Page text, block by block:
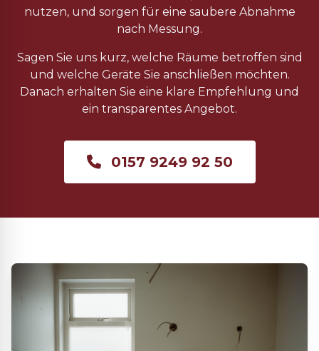
nutzen, und sorgen für eine saubere Abnahme
nach Messung.
Sagen Sie uns kurz, welche Räume betroffen sind
und welche Geräte Sie anschließen möchten.
Danach erhalten Sie eine klare Empfehlung und
ein transparentes Angebot.
0157 9249 92 50